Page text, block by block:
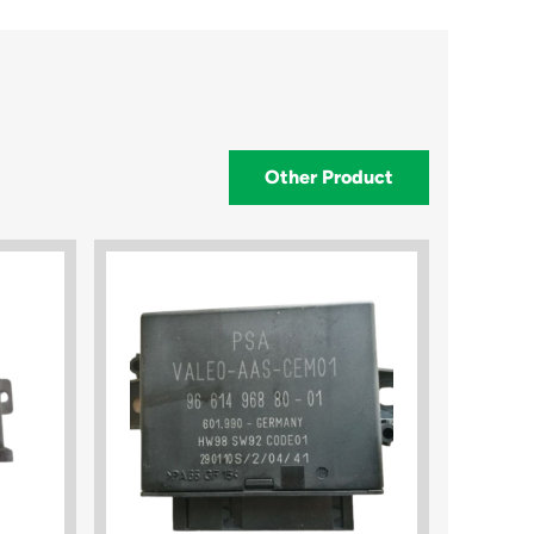
Other Product